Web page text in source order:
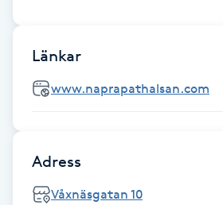
Fransfärgning
Fransförlängning
Fransförlängning Megavolym
Länkar
www.naprapathalsan.com
Adress
Våxnäsgatan 10